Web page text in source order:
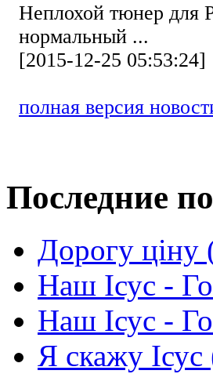
Неплохой тюнер для
нормальный ...
[2015-12-25 05:53:24]
полная версия
Последние
Дорогу
Наш Ісус -
Наш Ісус -
Я скажу